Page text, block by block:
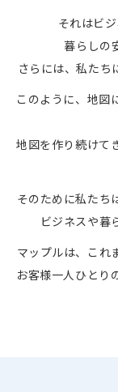
それはビ
暮らしの
さらには、私たち
このように、地図
地図を作り続けて
そのために私たち
ビジネスや暮
マップルは、これ
お客様一人ひとり